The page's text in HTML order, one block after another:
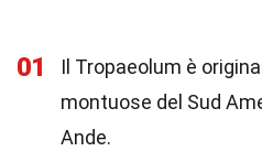
01
Il Tropaeolum è
montuose del Sud
Ande.